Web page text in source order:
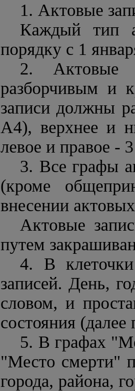
1. Актовые
Каждый тип
порядку с 1
2. Актовые
разборчивым и
записи должны
А4), верхнее и
левое и правое -
3. Все графы
(кроме
внесении
Актовые
путем
4. В
записей. День,
словом, и
состояния
5. В графах
"Место смерти"
города, района,